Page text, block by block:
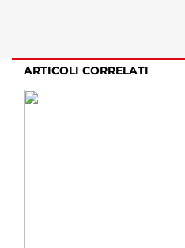
ARTICOLI CORRELATI